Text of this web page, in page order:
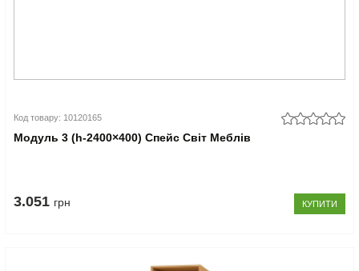
Код товару: 10120165
Модуль 3 (h-2400×400) Спейс Світ Меблів
3.051 грн КУПИТИ